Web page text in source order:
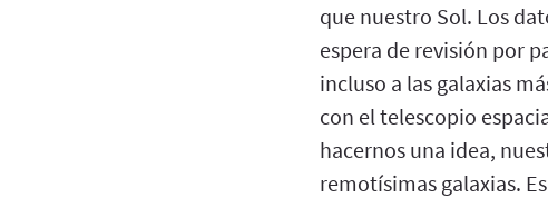
que nuestro Sol. Los
espera de revisión por
incluso a las galaxias
con el telescopio
hacernos una idea,
remotísimas galaxias.